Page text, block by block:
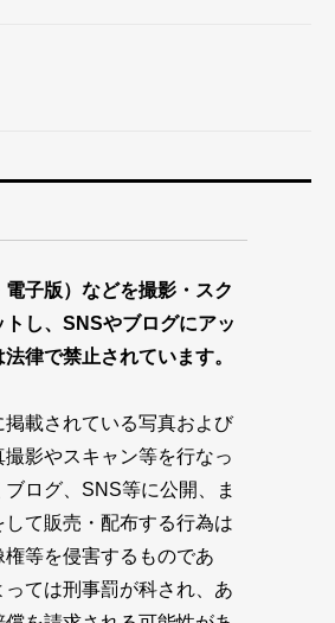
子版）などを撮影・スク
トし、SNSやブログにアッ
律で禁止されています。
掲載されている写真および
影やスキャン等を行なっ
ログ、SNS等に公開、ま
して販売・配布する行為は
等を侵害するものであ
っては刑事罰が科され、あ